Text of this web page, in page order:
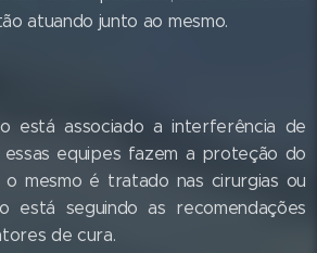
atuando junto ao mesmo.
está associado a interferência de
equipes fazem a proteção do
o mesmo é tratado nas cirurgias ou
está seguindo as recomendações
de cura.